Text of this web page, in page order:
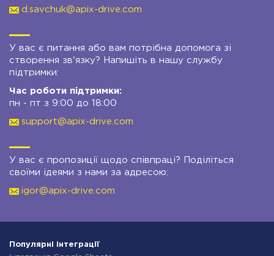
d.savchuk@apix-drive.com
У вас є питання або вам потрібна допомога зі
створення зв'язку? Напишіть в нашу службу
підтримки:
Час роботи підтримки:
пн - пт з 9:00 до 18:00
support@apix-drive.com
У вас є пропозиції щодо співпраці? Поділіться
своїми ідеями з нами за адресою:
igor@apix-drive.com
Популярні інтеграції